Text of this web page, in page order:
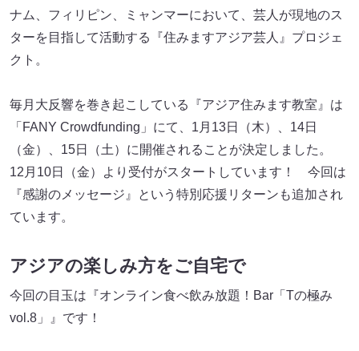
ナム、フィリピン、ミャンマーにおいて、芸人が現地のス
ターを目指して活動する『住みますアジア芸人』プロジェ
クト。
毎月大反響を巻き起こしている『アジア住みます教室』は
「FANY Crowdfunding」にて、1月13日（木）、14日
（金）、15日（土）に開催されることが決定しました。
12月10日（金）より受付がスタートしています！ 今回は
『感謝のメッセージ』という特別応援リターンも追加され
ています。
アジアの楽しみ方をご自宅で
今回の目玉は『オンライン食べ飲み放題！Bar「Tの極み
vol.8」』です！